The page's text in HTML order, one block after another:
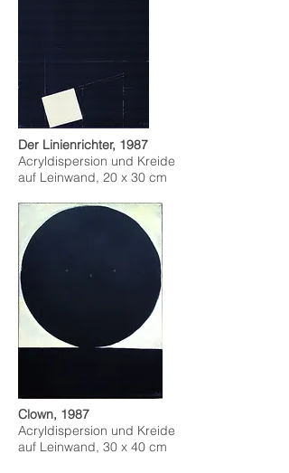
Der Linienrichter, 1987
Acryldispersion und Kreide
auf Leinwand, 20 x 30 cm
Clown, 1987
Acryldispersion und Kreide
auf Leinwand, 30 x 40 cm